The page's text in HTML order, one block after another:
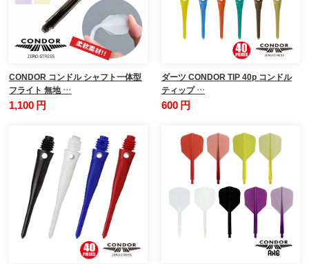
CONDOR コンドル シャフト一体型
フライト 無地 …
1,100 円
ダーツ CONDOR TIP 40p コンドル
ティップ …
600 円